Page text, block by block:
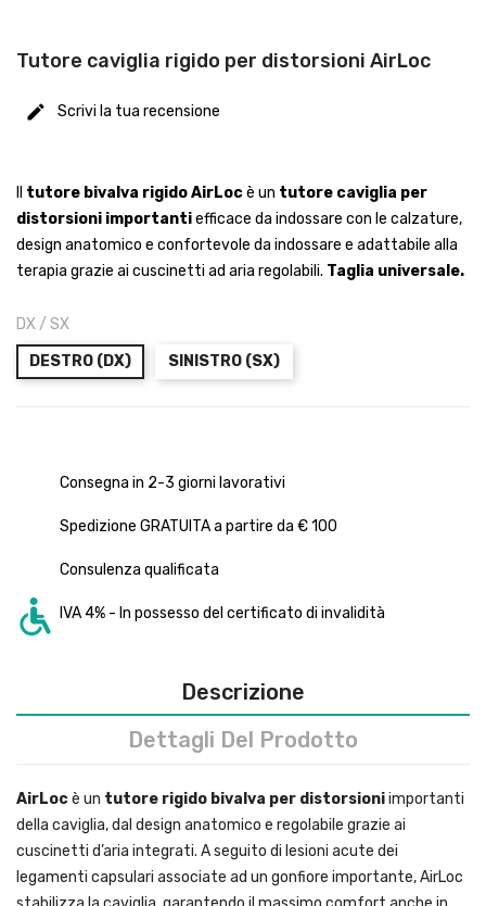
Tutore caviglia rigido per distorsioni AirLoc
Scrivi la tua recensione
tutore bivalva rigido AirLocè un tutore caviglia per
distorsioni importantiefficace da indossare con le calzature,
design anatomico e confortevole da indossare e adattabile alla
terapia grazie ai cuscinetti ad aria regolabili. Taglia universale.
DX / SX
DESTRO (DX)
SINISTRO (SX)
Consegna in 2-3 giorni lavorativi
Spedizione GRATUITA a partire da € 100
Consulenza qualificata
IVA 4% - In possesso del certificato di invalidità
Descrizione
Dettagli Del Prodotto
AirLocè un tutore rigido bivalva per distorsioniimportanti
della caviglia, dal design anatomico e regolabile grazie ai
cuscinetti d’aria integrati. A seguito di lesioni acute dei
legamenti capsulari associate ad un gonfiore importante, AirLoc